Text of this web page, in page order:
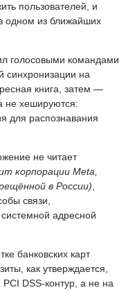
пользователей, и
одном из ближайших
голосовыми командами
синхронизации на
книга, затем —
не хешируются:
для распознавания
не читает
корпорации Meta,
в России),
связи,
адресной
банковских карт
как утверждается,
DSS-контур, а не на